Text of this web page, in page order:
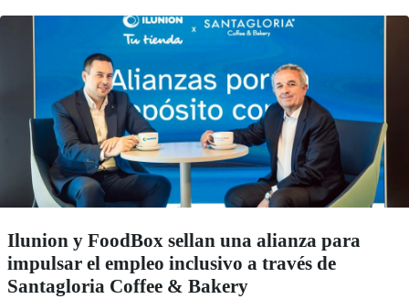
Ilunion y FoodBox sellan una alianza para
impulsar el empleo inclusivo a través de
Santagloria Coffee & Bakery